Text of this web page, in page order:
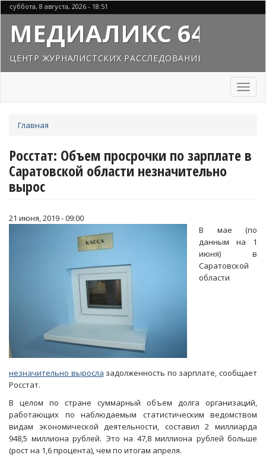
Перейти
к
основному
содержанию
суббота, 8 августа, 2026 - 18:51
МЕДИАЛИКС 64
ЦЕНТР ЖУРНАЛИСТСКИХ РАССЛЕДОВАНИЙ
Toggle
здесь
Главная
Росстат: Объем просрочки по зарплате в
Саратовской области незначительно
вырос
21 июня, 2019 - 09:00
В мае (по
данным на 1
июня) в
Саратовской
области
незначительно выросла задолженность по зарплате, сообщает
Росстат.
В целом по стране суммарный объем долга организаций,
работающих по наблюдаемым статистическим ведомством
видам экономической деятельности, составил 2 миллиарда
948,5 миллиона рублей. Это на 47,8 миллиона рублей больше
(рост на 1,6 процента), чем по итогам апреля.